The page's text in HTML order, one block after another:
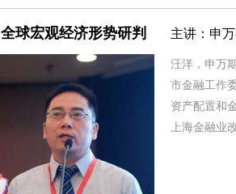
全球宏观经济形势研判 主讲：申
汪洋，申万
市金融工作
资产配置和
上海金融业